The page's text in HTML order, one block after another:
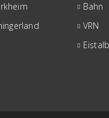
Bahn
VRN